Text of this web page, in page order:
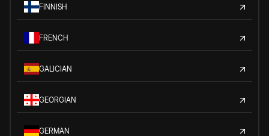
FINNISH
FRENCH
GALICIAN
GEORGIAN
GERMAN